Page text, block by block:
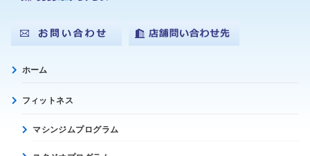
ホーム
フィットネス
マシンジムプログラム